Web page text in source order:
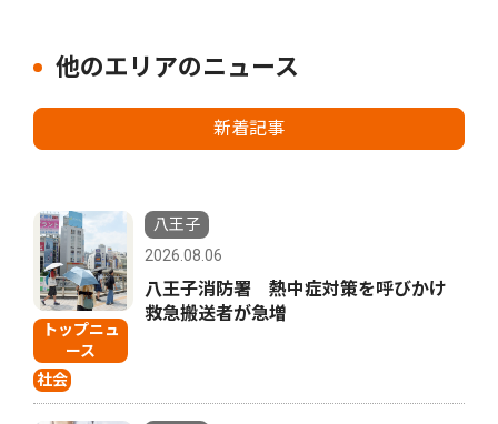
他のエリアのニュース
新着記事
トップニュ
ース
社会
八王子
2026.08.06
八王子消防署 熱中症対策を呼びかけ
救急搬送者が急増